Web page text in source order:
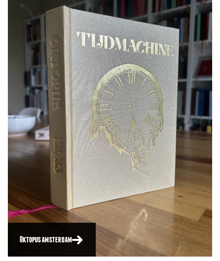
Oktopus amsterdam